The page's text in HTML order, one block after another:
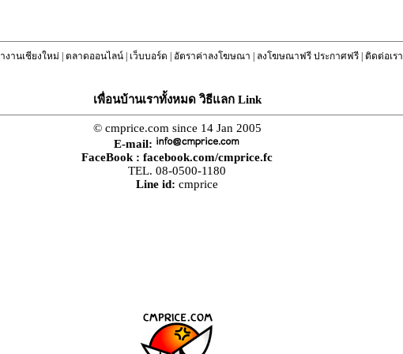
งานเชียงใหม่ | ตลาดออนไลน์| เว็บบอร์ด | อัตราค่าลงโฆษณา | ลงโฆษณาฟรี ประกาศฟรี| ติดต่อเรา
เพื่อนบ้านเราทั้งหมด วิธีแลก Link
© cmprice.com since 14 Jan 2005
E-mail:
FaceBook : facebook.com/cmprice.fc
TEL. 08-0500-1180
Line id: cmprice